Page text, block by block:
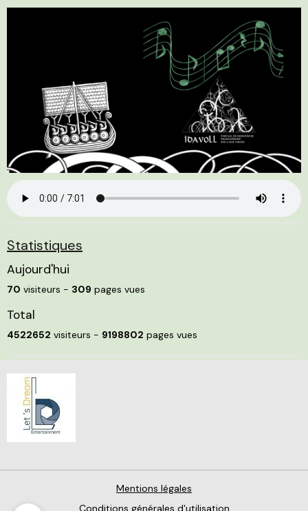
Statistiques
Aujourd'hui
70 visiteurs - 309 pages vues
Total
4522652 visiteurs - 9198802 pages vues
Mentions légales
Conditions générales d'utilisation